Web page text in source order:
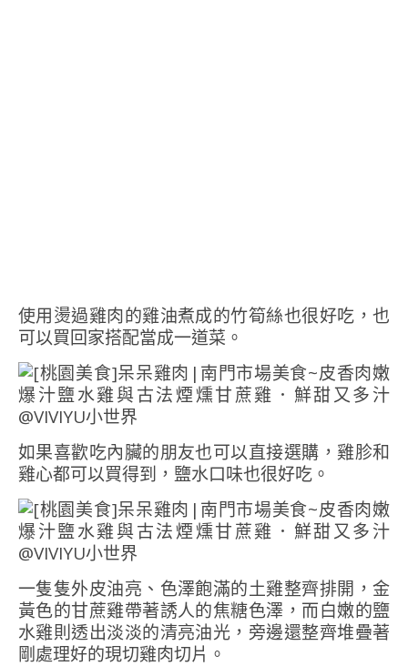
使用燙過雞肉的雞油煮成的竹筍絲也很好吃，也
可以買回家搭配當成一道菜。
如果喜歡吃內臟的朋友也可以直接選購，雞胗和
雞心都可以買得到，鹽水口味也很好吃。
一隻隻外皮油亮、色澤飽滿的土雞整齊排開，金
黃色的甘蔗雞帶著誘人的焦糖色澤，而白嫩的鹽
水雞則透出淡淡的清亮油光，旁邊還整齊堆疊著
剛處理好的現切雞肉切片。